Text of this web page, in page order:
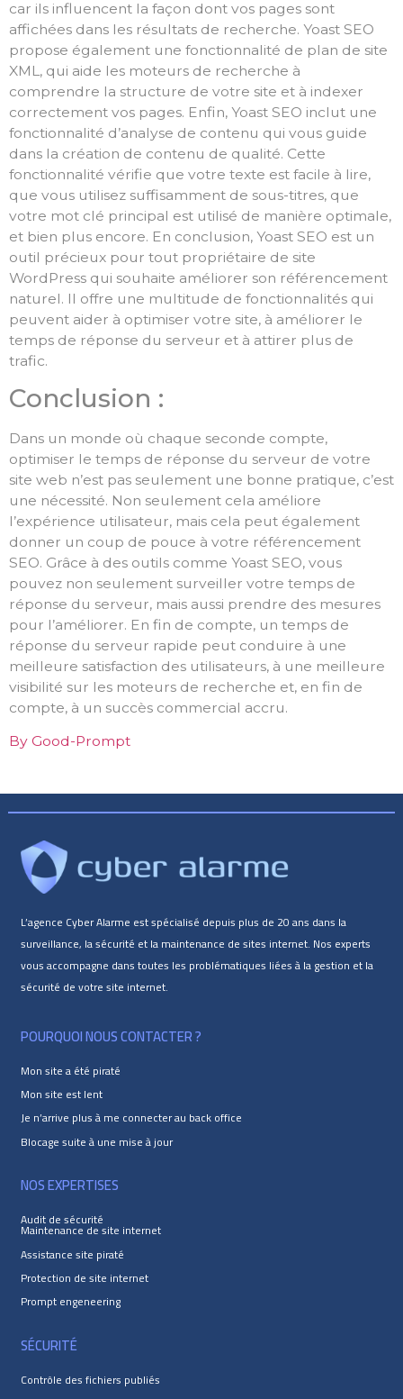
car ils influencent la façon dont vos pages sont
affichées dans les résultats de recherche. Yoast SEO
propose également une fonctionnalité de plan de site
XML, qui aide les moteurs de recherche à
comprendre la structure de votre site et à indexer
correctement vos pages. Enfin, Yoast SEO inclut une
fonctionnalité d’analyse de contenu qui vous guide
dans la création de contenu de qualité. Cette
fonctionnalité vérifie que votre texte est facile à lire,
que vous utilisez suffisamment de sous-titres, que
votre mot clé principal est utilisé de manière optimale,
et bien plus encore. En conclusion, Yoast SEO est un
outil précieux pour tout propriétaire de site
WordPress qui souhaite améliorer son référencement
naturel. Il offre une multitude de fonctionnalités qui
peuvent aider à optimiser votre site, à améliorer le
temps de réponse du serveur et à attirer plus de
trafic.
Conclusion :
Dans un monde où chaque seconde compte,
optimiser le temps de réponse du serveur de votre
site web n’est pas seulement une bonne pratique, c’est
une nécessité. Non seulement cela améliore
l’expérience utilisateur, mais cela peut également
donner un coup de pouce à votre référencement
SEO. Grâce à des outils comme Yoast SEO, vous
pouvez non seulement surveiller votre temps de
réponse du serveur, mais aussi prendre des mesures
pour l’améliorer. En fin de compte, un temps de
réponse du serveur rapide peut conduire à une
meilleure satisfaction des utilisateurs, à une meilleure
visibilité sur les moteurs de recherche et, en fin de
compte, à un succès commercial accru.
By Good-Prompt
L’agence Cyber Alarme est spécialisé depuis plus de 20 ans dans la
surveillance, la sécurité et la maintenance de sites internet. Nos experts
vous accompagne dans toutes les problématiques liées à la gestion et la
sécurité de votre site internet.
POURQUOI NOUS CONTACTER ?
Mon site a été piraté
Mon site est lent
Je n’arrive plus à me connecter au back office
Blocage suite à une mise à jour
NOS EXPERTISES
Audit de sécurité
Maintenance de site internet
Assistance site piraté
Protection de site internet
Prompt engeneering
SÉCURITÉ
Contrôle des fichiers publiés